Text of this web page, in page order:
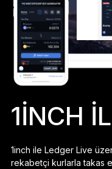
Ledger
Yeni standart
Sizin kadar
Ledger
1INCH
1inch ile Ledger Live
rekabetçi kurlarla takas